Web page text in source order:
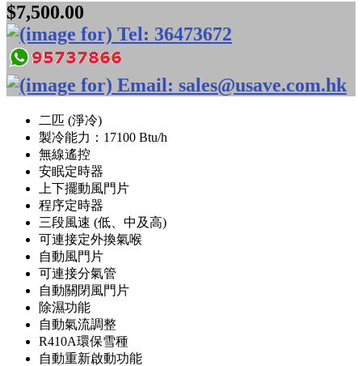
$7,500.00
二匹 (淨冷)
製冷能力：17100 Btu/h
無線遙控
安眠定時器
上下擺動風門片
程序定時器
三段風速 (低、中及高)
可連接定外換氣喉
自動風門片
可連接分氣管
自動關閉風門片
除濕功能
自動氣流調整
R410A環保雪種
自動重新啟動功能